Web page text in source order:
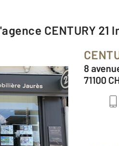
CENTURY
8
71100